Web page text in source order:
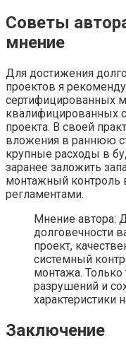
Советы
мнение
Для достижения
проектов я
сертифицированных
квалифицированных
проекта. В своей
вложения в раннюю
крупные расходы в
заранее заложить
монтажный контроль
регламентами.
Мнение автора:
долговечности
проект,
системный
монтажа. Только
разрушений и
характеристики
Заключение